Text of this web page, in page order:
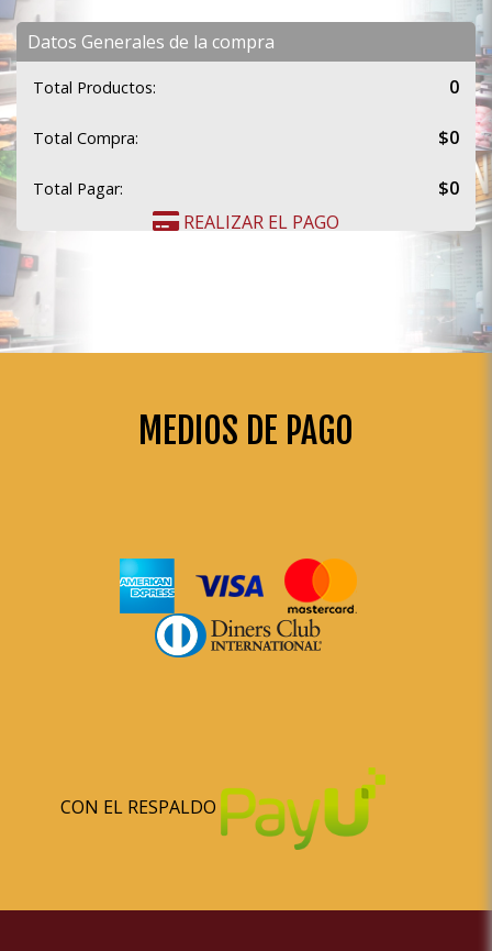
Datos Generales de la compra
Total Productos: 0
Total Compra: $0
Total Pagar:
$0
REALIZAR EL PAGO
MEDIOS DE PAGO
CON EL RESPALDO